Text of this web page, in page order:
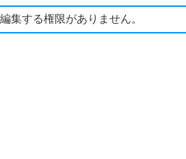
編集する権限がありません。